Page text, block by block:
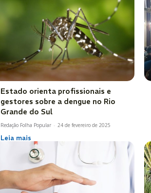
Estado orienta profissionais e
gestores sobre a dengue no Rio
Grande do Sul
Redação Folha Popular - 24 de fevereiro de 2025
Leia mais